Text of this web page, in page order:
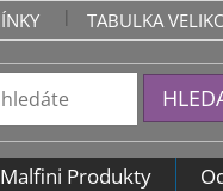
TABULKA
Produkty